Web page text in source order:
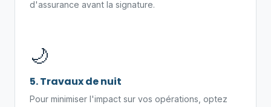
d'assurance avant la signature.
🌙
5. Travaux de nuit
Pour minimiser l'impact sur vos opérations, optez